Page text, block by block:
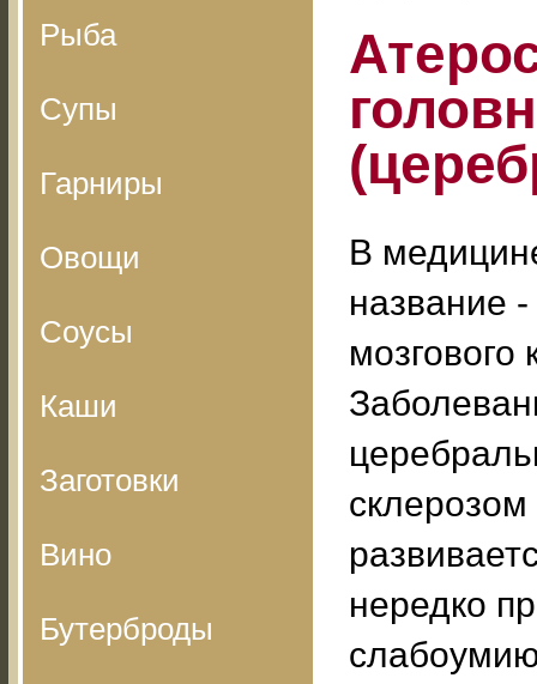
Рыба
Супы
Гарниры
Овощи
Соусы
Каши
Заготовки
Вино
Бутерброды
В
название
склерозом
нередко